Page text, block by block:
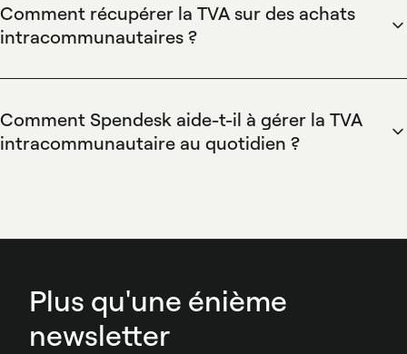
processus via la gestion centralisée des factures, des
modèles de facturation compatibles et des exports
Comment récupérer la TVA sur des achats
intracommunautaires ?
via la déclaration de TVA nationale en autoliquidation et le
automatise la capture des justificatifs d'achat, propose des
workflows d'approbation et génère des rapports TVA
Comment Spendesk aide-t-il à gérer la TVA
intracommunautaire au quotidien ?
règles d'approbation personnalisables. Spendesk propose
facilitant les contrôles fiscaux.
Plus qu'une énième
newsletter